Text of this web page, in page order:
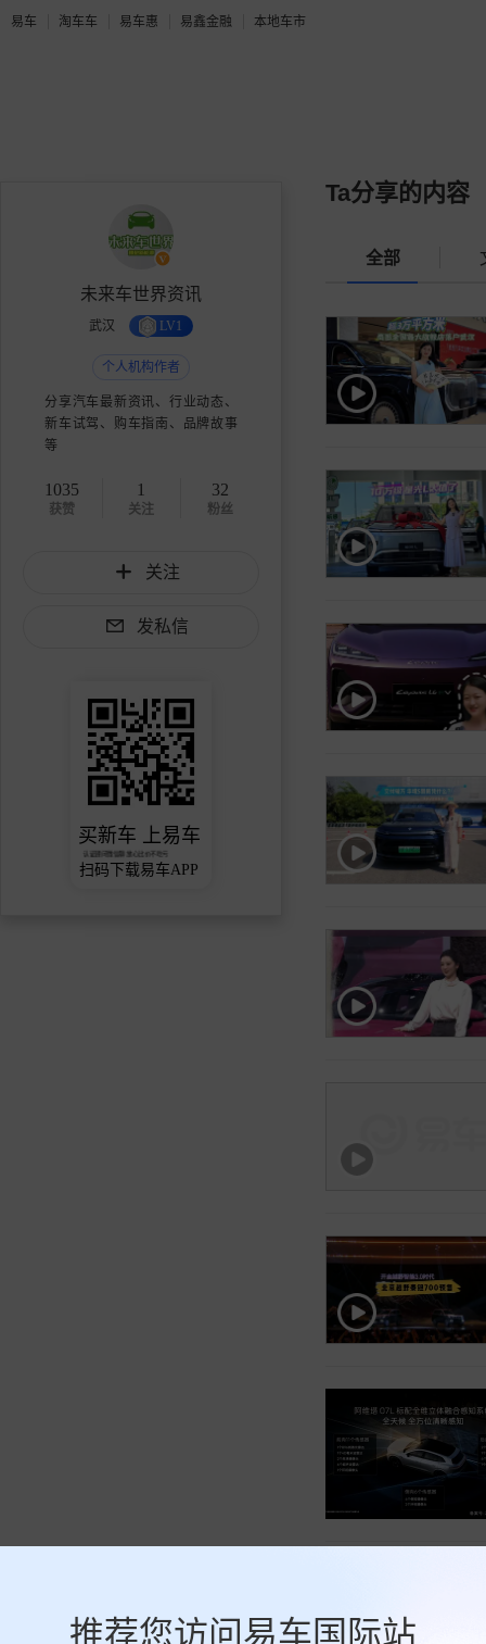
易车 淘车车 易车惠 易鑫金融 本地车市
推荐您访问易车国际站
未来车世界资讯
武汉 LV1
个人机构作者
分享汽车最新资讯、行业动态、
新车试驾、购车指南、品牌故事
等
1035
获赞
1
关注
32
粉丝
关注
发私信
买新车 上易车
认证顾问微信聊 放心比价不吃亏
扫码下载易车APP
Ta分享的内容
全部